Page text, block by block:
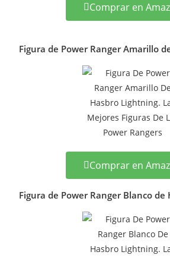
Comprar en
Figura de Power Ranger Amarillo
Comprar en
Figura de Power Ranger Blanco de